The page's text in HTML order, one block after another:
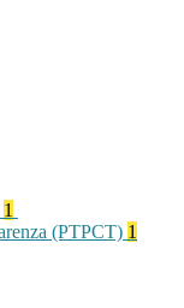
1
(PTPCT) 1